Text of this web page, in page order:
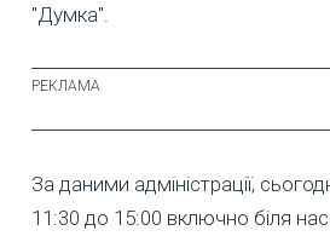
"Думка".
За даними адміністрації,
11:30 до 15:00 включно біля